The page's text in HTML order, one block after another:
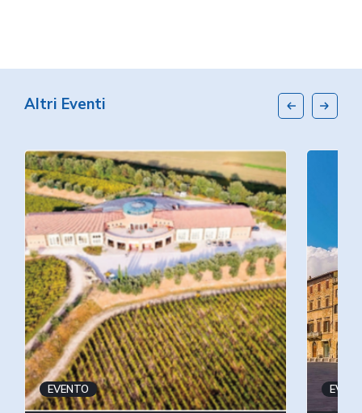
Altri Eventi
EVENTO